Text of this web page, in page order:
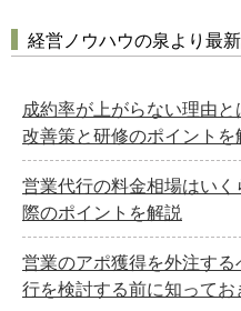
経営ノウハウの泉より最
成約率が上がらない理由
改善策と研修のポイントを
営業代行の料金相場はい
際のポイントを解説
営業のアポ獲得を外注す
行を検討する前に知って